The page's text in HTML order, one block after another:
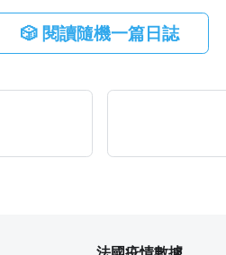
🎲 閱讀隨機一篇日誌